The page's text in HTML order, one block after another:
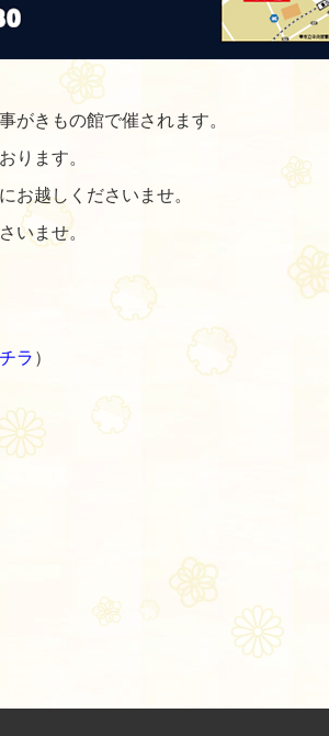
がきもの館で催されます。
ります。
お越しくださいませ。
いませ。
ラ ）